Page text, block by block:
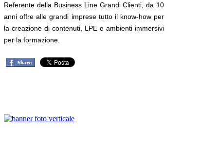
Referente della Business Line Grandi Clienti, da 10
anni offre alle grandi imprese tutto il know-how per
la creazione di contenuti, LPE e ambienti immersivi
per la formazione.